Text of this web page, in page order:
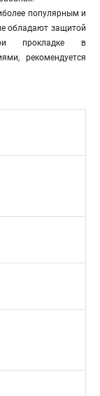
популярным и
обладают защитой
прокладке в
рекомендуется